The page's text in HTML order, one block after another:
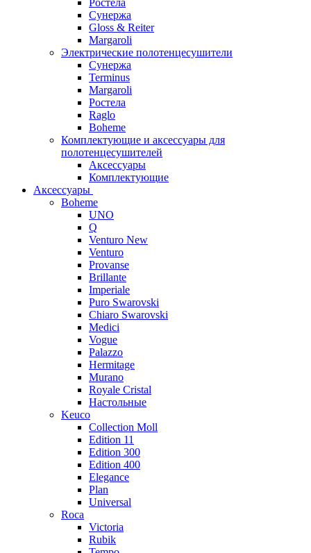
Ростела
Сунержа
Gloss & Reiter
Margaroli
Электрические полотенцесушители
Сунержа
Terminus
Margaroli
Ростела
Raglo
Boheme
Комплектующие и аксессуары для
полотенцесушителей
Аксессуары
Комплектующие
Аксессуары
Boheme
UNO
Q
Venturo New
Venturo
Provanse
Brillante
Imperiale
Puro Swarovski
Chiaro Swarovski
Medici
Vogue
Palazzo
Hermitage
Murano
Royale Cristal
Настольные
Keuco
Collection Moll
Edition 11
Edition 300
Edition 400
Elegance
Plan
Universal
Roca
Victoria
Rubik